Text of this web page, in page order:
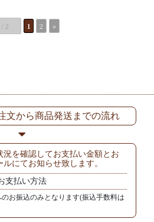
/ 2 1 2 »
文から商品発送までの流れ
況を確認してお支払い金額とお
にてお知らせ致します。
支払い方法
お振込のみとなります(振込手数料は